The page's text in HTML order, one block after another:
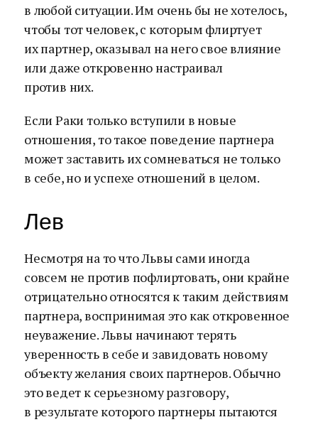
в любой ситуации. Им очень бы не хотелось,
чтобы тот человек, с которым флиртует
их партнер, оказывал на него свое влияние
или даже откровенно настраивал
против них.
Если Раки только вступили в новые
отношения, то такое поведение партнера
может заставить их сомневаться не только
в себе, но и успехе отношений в целом.
Лев
Несмотря на то что Львы сами иногда
совсем не против пофлиртовать, они крайне
отрицательно относятся к таким действиям
партнера, воспринимая это как откровенное
неуважение. Львы начинают терять
уверенность в себе и завидовать новому
объекту желания своих партнеров. Обычно
это ведет к серьезному разговору,
в результате которого партнеры пытаются